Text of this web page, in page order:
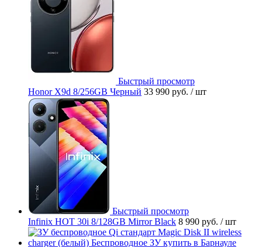
Быстрый просмотр
Honor X9d 8/256GB Черный 33 990 руб. / шт
Быстрый просмотр
Infinix HOT 30i 8/128GB Mirror Black 8 990 руб. / шт